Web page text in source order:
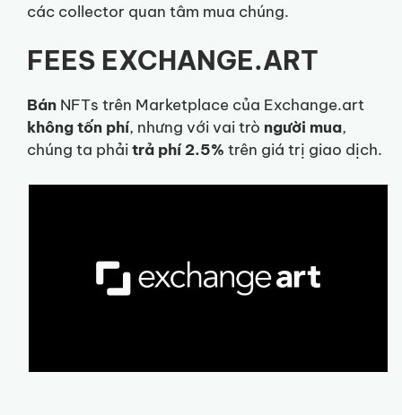
các collector quan tâm mua chúng.
FEES EXCHANGE.ART
Bán NFTs trên Marketplace của Exchange.art
không tốn phí, nhưng với vai trò người mua,
chúng ta phảitrả phí 2.5% trên giá trị giao dịch.